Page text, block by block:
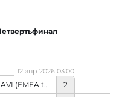
NAVI (EMEA team)
2
12 апр 2026 03:00